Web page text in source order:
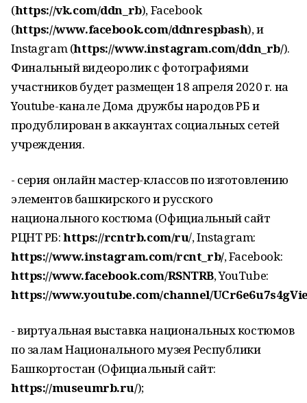
(https://vk.com/ddn_rb), Facebook
(https://www.facebook.com/ddnrespbash), и
Instagram (https://www.instagram.com/ddn_rb/).
Финальный видеоролик с фотографиями
участников будет размещен 18 апреля 2020 г. на
Youtube-канале Дома дружбы народов РБ и
продублирован в аккаунтах социальных сетей
учреждения.
- серия онлайн мастер-классов по изготовлению
элементов башкирского и русского
национального костюма (Официальный сайт
РЦНТ РБ:https://rcntrb.com/ru/, Instagram:
https://www.instagram.com/rcnt_rb/, Facebook:
https://www.facebook.com/RSNTRB, YouTube:
https://www.youtube.com/channel/
- виртуальная выставка национальных костюмов
по залам Национального музея Республики
Башкортостан (Официальный сайт:
https://museumrb.ru/);